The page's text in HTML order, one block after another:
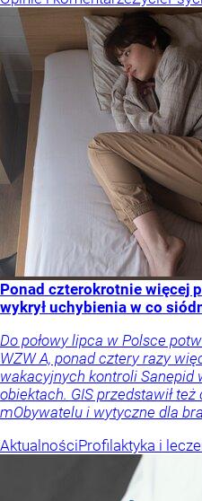
Ponad czterokrotnie więcej
wykrył uchybienia w co
Do połowy lipca w Polsce
WZW A, ponad cztery razy
wakacyjnych kontroli Sanepid
obiektach. GIS przedstawił też
mObywatelu i wytyczne dla
AktualnościProfilaktyka i